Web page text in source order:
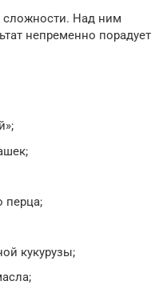
сложности. Над ним
непременно порадует
перца;
кукурузы;